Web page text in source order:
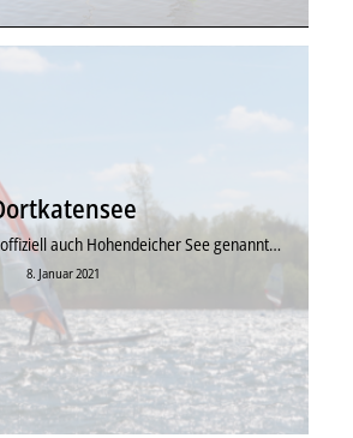
auch Hohendeicher See genannt…
8. Januar 2021